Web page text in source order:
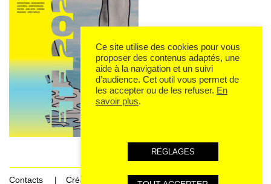
Contacts Crédits
Ce site utilise des cookies pour vous
proposer des contenus adaptés, une
aide à la navigation et un suivi
d’audience. Cet outil vous permet de
les accepter ou de les refuser. En
savoir plus.
REGLAGES